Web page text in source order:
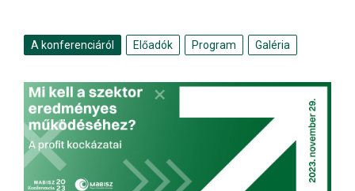
A konferenciáról Előadók Program Galéria